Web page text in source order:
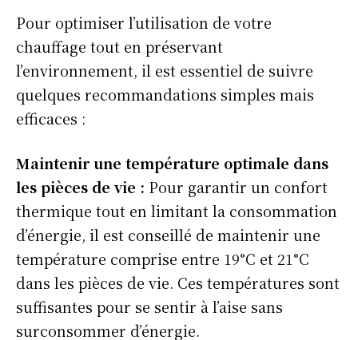
Pour optimiser l’utilisation de votre
chauffage tout en préservant
l’environnement, il est essentiel de suivre
quelques recommandations simples mais
efficaces :
Maintenir une température optimale dans
les pièces de vie : Pour garantir un confort
thermique tout en limitant la consommation
d’énergie, il est conseillé de maintenir une
température comprise entre 19°C et 21°C
dans les pièces de vie. Ces températures sont
suffisantes pour se sentir à l’aise sans
surconsommer d’énergie.